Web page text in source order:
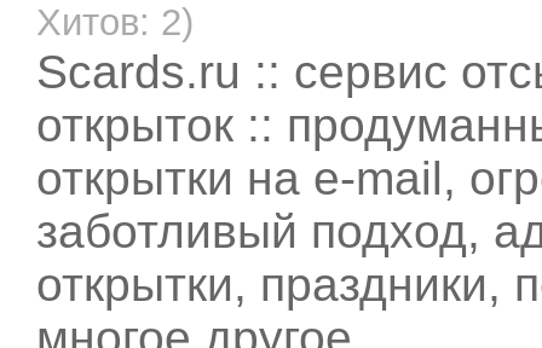
Хитов: 2)
Scards.ru :: сервис
открыток ::
открытки на e-mail,
заботливый подход,
открытки, праздники,